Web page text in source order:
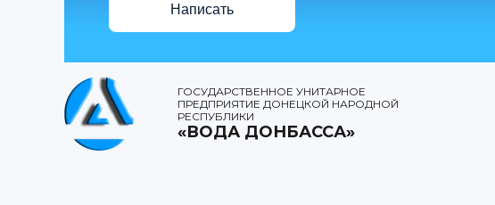
Написать
ГОСУДАРСТВЕННОЕ УНИТАРНОЕ
ПРЕДПРИЯТИЕ ДОНЕЦКОЙ НАРОДНОЙ
РЕСПУБЛИКИ
«ВОДА ДОНБАССА»